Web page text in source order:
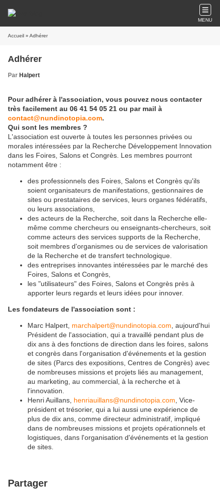
MENU
Accueil » Adhérer
Adhérer
Par Halpert
Pour adhérer à l'association, vous pouvez nous contacter
très facilement au 06 41 54 05 21 ou par mail à
contact@nundinotopia.com.
Qui sont les membres ?
L'association est ouverte à toutes les personnes privées ou
morales intéressées par la Recherche Développement Innovation
dans les Foires, Salons et Congrès. Les membres pourront
notamment être :
des professionnels des Foires, Salons et Congrès qu'ils
soient organisateurs de manifestations, gestionnaires de
sites ou prestataires de services, leurs organes fédératifs,
ou leurs associations,
des acteurs de la Recherche, soit dans la Recherche elle-
même comme chercheurs ou enseignants-chercheurs, soit
comme acteurs des services supports de la Recherche,
soit membres d'organismes ou de services de valorisation
de la Recherche et de transfert technologique.
des entreprises innovantes intéressées par le marché des
Foires, Salons et Congrès,
les "utilisateurs" des Foires, Salons et Congrès près à
apporter leurs regards et leurs idées pour innover.
Les fondateurs de l'association sont :
Marc Halpert, marchalpert@nundinotopia.com , aujourd'hui
Président de l'association, qui a travaillé pendant plus de
dix ans à des fonctions de direction dans les foires, salons
et congrès dans l'organisation d'événements et la gestion
de sites (Parcs des expositions, Centres de Congrès) avec
de nombreuses missions et projets liés au management,
au marketing, au commercial, à la recherche et à
l'innovation.
Henri Auillans, henriauillans@nundinotopia.com , Vice-
président et trésorier, qui a lui aussi une expérience de
plus de dix ans, comme directeur administratif, impliqué
dans de nombreuses missions et projets opérationnels et
logistiques, dans l'organisation d'événements et la gestion
de sites.
Partager